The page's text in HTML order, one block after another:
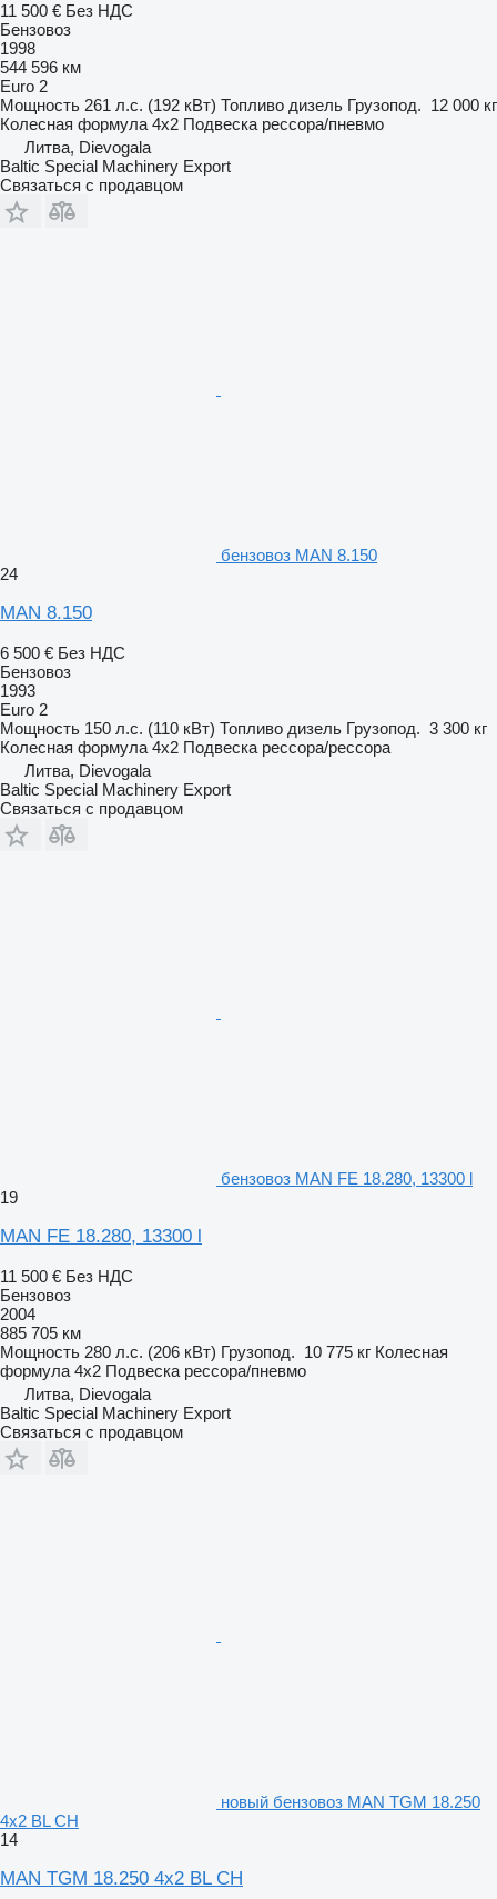
11 500 € Без НДС
Бензовоз
1998
544 596 км
Euro 2
Мощность 261 л.с. (192 кВт) Топливо дизель Грузопод. 12 000 кг
Колесная формула 4x2 Подвеска рессора/пневмо
Литва, Dievogala
Baltic Special Machinery Export
Связаться с продавцом
бензовоз MAN 8.150
24
MAN 8.150
6 500 € Без НДС
Бензовоз
1993
Euro 2
Мощность 150 л.с. (110 кВт) Топливо дизель Грузопод. 3 300 кг
Колесная формула 4x2 Подвеска рессора/рессора
Литва, Dievogala
Baltic Special Machinery Export
Связаться с продавцом
бензовоз MAN FE 18.280, 13300 l
19
MAN FE 18.280, 13300 l
11 500 € Без НДС
Бензовоз
2004
885 705 км
Мощность 280 л.с. (206 кВт) Грузопод. 10 775 кг Колесная
формула 4x2 Подвеска рессора/пневмо
Литва, Dievogala
Baltic Special Machinery Export
Связаться с продавцом
новый бензовоз MAN TGM 18.250
4x2 BL CH
14
MAN TGM 18.250 4x2 BL CH